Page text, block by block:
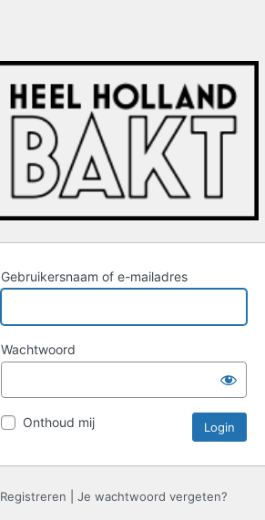
Gebruikersnaam of e-mailadres
Wachtwoord
Onthoud mij
Registreren Je wachtwoord vergeten?